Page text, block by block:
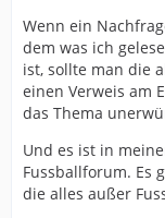
Wenn ein
dem was ich
ist, sollte man die
einen Verweis am
das Thema
Und es ist in
Fussballforum. Es
die alles außer